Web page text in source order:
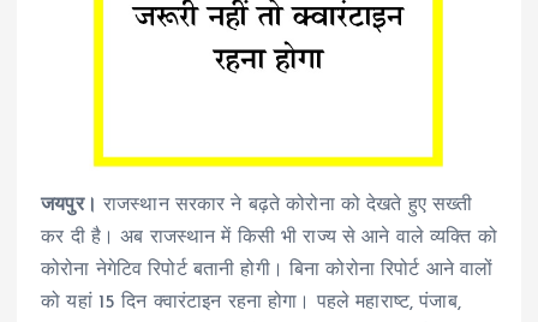
जयपुर।
राजस्थान सरकार ने बढ़ते कोरोना को देखते हुए सख्ती
कर दी है। अब राजस्थान में किसी भी राज्य से आने वाले व्यक्ति को
कोरोना नेगेटिव रिपोर्ट बतानी होगी। बिना कोरोना रिपोर्ट आने वालों
को यहां 15 दिन क्वारंटाइन रहना होगा। पहले महाराष्ट, पंजाब,